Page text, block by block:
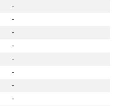
-
-
-
-
-
-
-
-